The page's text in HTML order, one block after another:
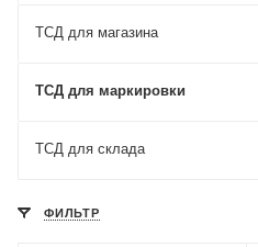
ТСД для магазина
ТСД для маркировки
ТСД для склада
ФИЛЬТР